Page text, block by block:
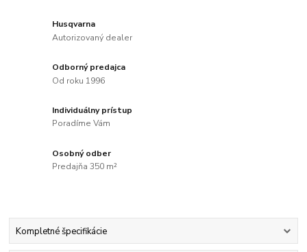
Husqvarna
Autorizovaný dealer
Odborný predajca
Od roku 1996
Individuálny prístup
Poradíme Vám
Osobný odber
Predajňa 350 m²
Kompletné špecifikácie